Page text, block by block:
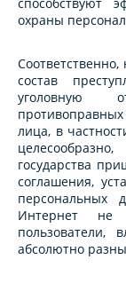
охраны
состав
уголовную
лица, в
государства
соглашения,
персональных
Интернет не
пользователи,
абсолютно